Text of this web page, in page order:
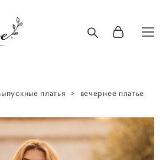
платья >
вечернее платье